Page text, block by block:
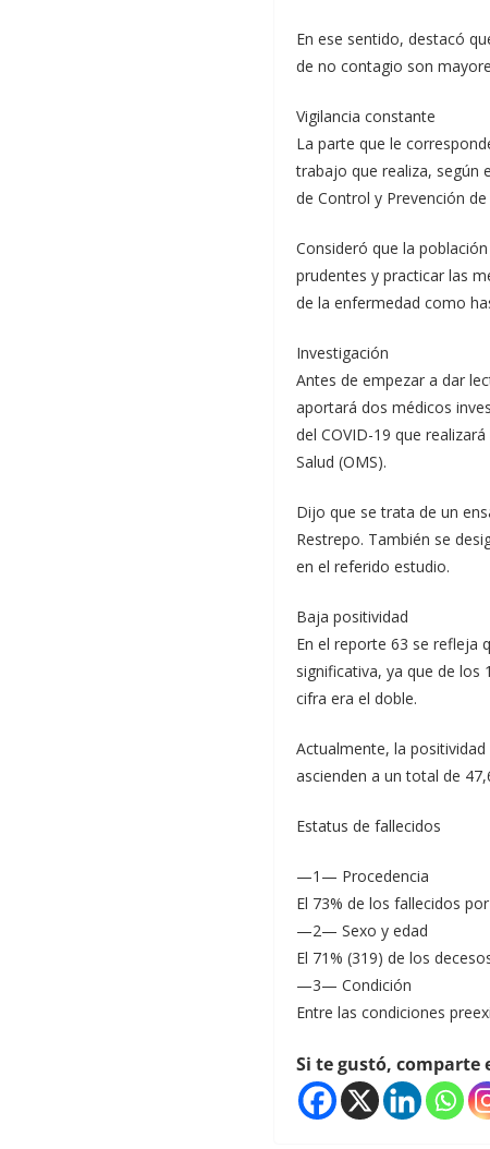
En ese sentido, destacó
de no contagio son
Vigilancia constante
La parte que le
trabajo que realiza, según
de Control y Prevención
Consideró que la
prudentes y practicar las
de la enfermedad como
Investigación
Antes de empezar a dar
aportará dos médicos
del COVID-19 que
Salud (OMS).
Dijo que se trata de un
Restrepo. También se
en el referido estudio.
Baja positividad
En el reporte 63 se refleja
significativa, ya que de los
cifra era el doble.
Actualmente, la
ascienden a un total de
Estatus de fallecidos
—1— Procedencia
El 73% de los fallecidos
—2— Sexo y edad
El 71% (319) de los
—3— Condición
Entre las condiciones
Si te gustó, comparte